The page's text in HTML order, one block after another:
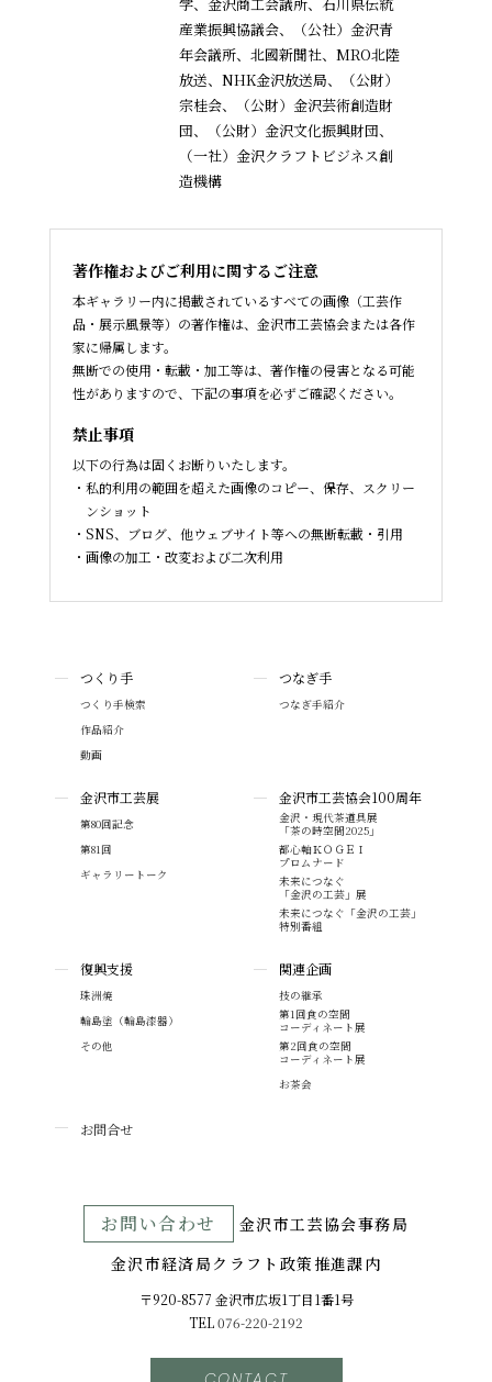
産業振興協議会、
（公社）金沢青
年会議所、北國新聞社、MRO北陸
放送、NHK金沢放送局、（公財）
宗桂会、
（公財）金沢芸術創造財
団、（公財）金沢文化振興財団、
（一社）金沢クラフトビジネス創
造機構
著作権およびご利用に関するご注意
本ギャラリー内に掲載されているすべての画像（工芸作
品・展示風景等）の著作権は、金沢市工芸協会または各作
家に帰属します。
無断での使用・転載・加工等は、著作権の侵害となる可能
性がありますので、下記の事項を必ずご確認ください。
禁止事項
以下の行為は固くお断りいたします。
私的利用の範囲を超えた画像のコピー、保存、スクリー
ンショット
SNS、ブログ、他ウェブサイト等への無断転載・引用
画像の加工・改変および二次利用
つくり手
つくり手検索
作品紹介
動画
つなぎ手
つなぎ手紹介
金沢市工芸展
第80回記念
第81回
ギャラリートーク
金沢市工芸協会100周年
金沢・現代茶道具展
「茶の時空間2025」
都心軸ＫＯＧＥＩ
プロムナード
未来につなぐ
「金沢の工芸」展
未来につなぐ「金沢の工芸」
特別番組
復興支援
珠洲焼
輪島塗（輪島漆器）
その他
関連企画
技の継承
第1回食の空間
コーディネート展
第2回食の空間
コーディネート展
お茶会
お問合せ
お問い合わせ
⾦沢市⼯芸協会事務局
金沢市経済局クラフト政策推進課内
〒920-8577 ⾦沢市広坂1丁目1番1号
TEL076-220-2192